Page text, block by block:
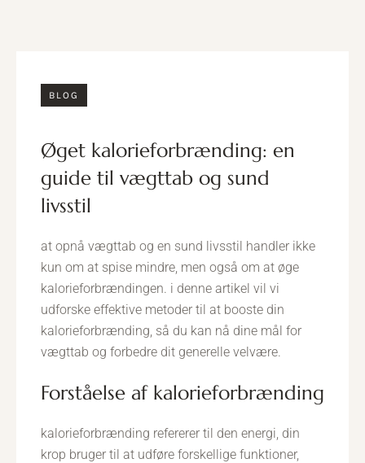
BLOG
øget kalorieforbrænding: en
guide til vægttab og sund
livsstil
at opnå vægttab og en sund livsstil handler ikke
kun om at spise mindre, men også om at øge
kalorieforbrændingen. i denne artikel vil vi
udforske effektive metoder til at booste din
kalorieforbrænding, så du kan nå dine mål for
vægttab og forbedre dit generelle velvære.
forståelse af kalorieforbrænding
kalorieforbrænding refererer til den energi, din
krop bruger til at udføre forskellige funktioner,